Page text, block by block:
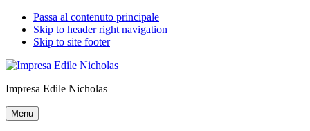
Passa al contenuto principale
Skip to header right navigation
Skip to site footer
Impresa Edile Nicholas
Menu